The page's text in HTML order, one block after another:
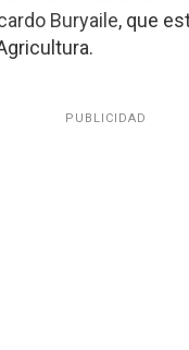
Buryaile, que
PUBLICIDAD